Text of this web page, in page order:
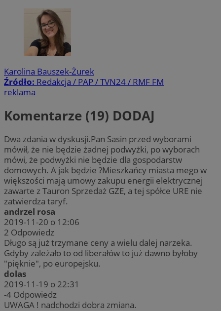
Karolina Bauszek-Żurek
Źródło: Redakcja / PAP / TVN24 / RMF FM
reklama
Komentarze (19) DODAJ
Dwa zdania w dyskusji.Pan Sasin przed wyborami
mówił, że nie będzie żadnej podwyżki, po wyborach
mówi, że podwyżki nie będzie dla gospodarstw
domowych. A jak będzie ?Mieszkańcy miasta mego w
większości mają umowy zakupu energii elektrycznej
zawarte z Tauron Sprzedaż GZE, a tej spółce URE nie
zatwierdza taryf.
andrzel rosa
2019-11-20 o 12:06
2 Odpowiedz
Długo są już trzymane ceny a wielu dalej narzeka.
Gdyby zależało to od liberałów to już dawno byłoby
"pięknie", po europejsku.
dolas
2019-11-19 o 22:31
-4 Odpowiedz
UWAGA ! nadchodzi dobra zmiana.